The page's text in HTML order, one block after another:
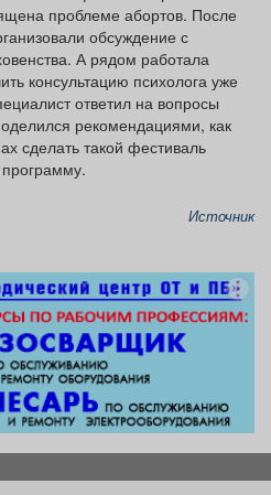
проблеме абортов. После
обсуждение с
А рядом работала
консультацию психолога уже
ответил на вопросы
рекомендациями, как
сделать такой фестиваль
Источник